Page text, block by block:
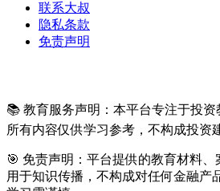
联系大叔
隐私条款
免责声明
📚 教育服务声明：本平台专注于投资
所有内容仅供学习参考，不构成投资
🎯 免责声明：平台提供的教育材料、
用于知识传播，不构成对任何金融产